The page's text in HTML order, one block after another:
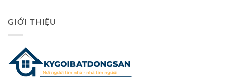
GIỚI THIỆU